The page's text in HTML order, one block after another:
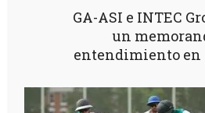
GA-ASI e INTEC
un
entendimiento